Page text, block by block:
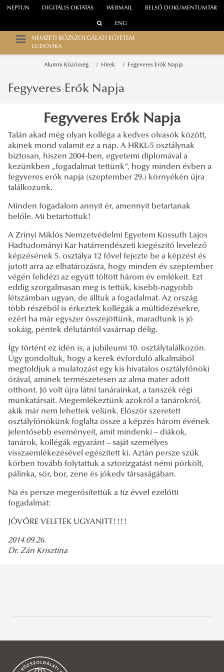
WEBMAIL
NEPTUN DIGITÁLIS OKTATÁS BELSŐ DOKUMENTUMTÁR
ENG
NEMZETI KÖZSZOLGÁLATI EGYETEM
LUDOVIKA
Alumni Közösség Hírek Fegyveres Erők Napja
Hallgatóknak
Tanulmányi információk
Partneriskolák
Fegyveres Erők Napja
Fegyveres Erők Napja
Talán akad még olyan kolléga a kedves olvasók között,
akinek mond valamit ez a nap. A HRKL-5 osztálynak
biztosan, hiszen 2004-ben, egyetemi diplomával a
kezünkben „fogadalmat tettünk”, hogy minden évben a
fegyveres erők napja (szeptember 29.) környékén újra
találkozunk.
Minden fogadalom annyit ér, amennyit betartanak
belőle. Mi betartottuk!
A Zrínyi Miklós Nemzetvédelmi Egyetem Kossuth Lajos
Hadtudományi Kar határrendészeti kiegészítő levelező
képzésének 5. osztálya 12 fővel fejezte be a képzést és
jutott arra az elhatározásra, hogy minden év szeptember
végén felidézi az együtt töltött három év emlékeit. Ezt
eddig szorgalmasan meg is tettük, kisebb-nagyobb
létszámban ugyan, de álltuk a fogadalmat. Az ország
több részéből is érkeztek kollégák a múltidézésekre,
ezért ha már egyszer összejöttünk, maradtunk is jó
sokáig, péntek délutántól vasárnap délig.
Így történt ez idén is, a jubileumi 10. osztálytalálkozón.
Úgy gondoltuk, hogy a kerek évforduló alkalmából
megtoldjuk a mulatozást egy kis hivatalos osztályfőnöki
órával, aminek természetesen az alma mater adott
otthont. Jó volt újra látni tanárainkat, a tanszék régi
munkatársait. Megemlékeztünk azokról a tanárokról,
akik már nem lehettek velünk. Először szeretett
osztályfőnökünk foglalta össze a képzés három évének
jelentősebb eseményeit, amit mindenki – diákok,
tanárok, kollégák egyaránt – saját személyes
visszaemlékezésével egészített ki. Aztán persze szűk
körben tovább folytattuk a sztorizgatást némi pörkölt,
pálinka, sör, bor, zene és jókedv társaságában.
Na és persze megerősítettük a tíz évvel ezelőtti
fogadalmat:
JÖVŐRE VELETEK UGYANITT!!!!
2014.09.26.
Dr. Zán Krisztina